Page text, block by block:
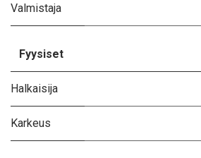
Valmistaja
Fyysiset
Halkaisija
Karkeus